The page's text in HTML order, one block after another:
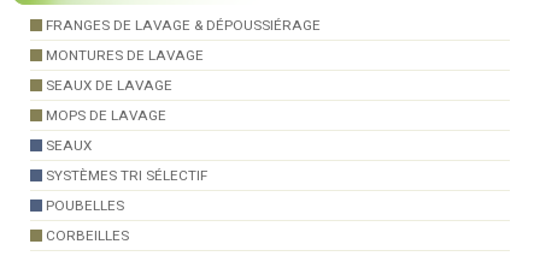
FRANGES DE LAVAGE & DÉPOUSSIÉRAGE
MONTURES DE LAVAGE
SEAUX DE LAVAGE
MOPS DE LAVAGE
SEAUX
SYSTÈMES TRI SÉLECTIF
POUBELLES
CORBEILLES